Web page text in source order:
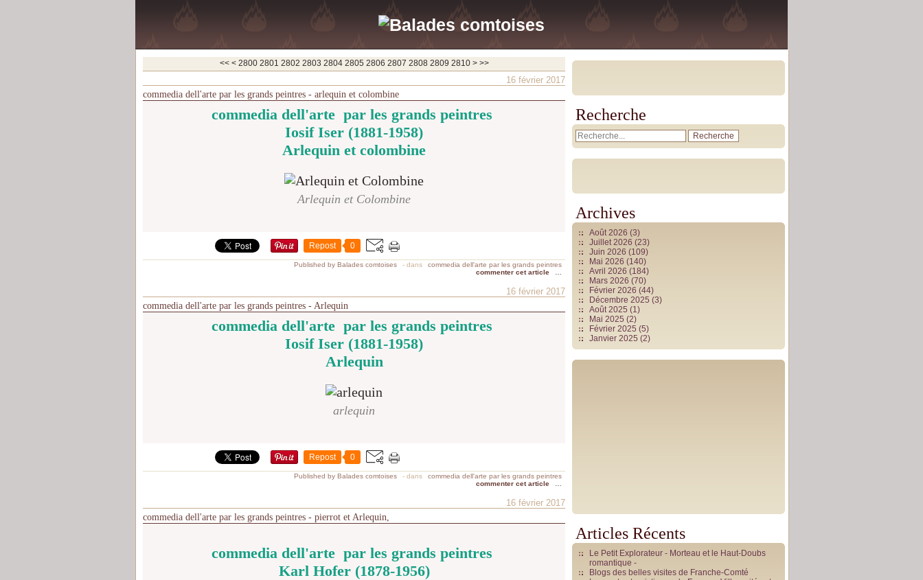
<< < 2800 2801 2802 2803 2804 2805 2806 2807 2808 2809 2810 2820
2830
2840
2850
2860
2870
2880
2890
2900
3000
3100
3200
3300
3400
3500
3600
3700
> >>
16 février 2017
commedia dell'arte par les grands peintres - arlequin et colombine
commedia dell'arte par les grands peintres
Iosif Iser (1881-1958)
Arlequin et colombine
Arlequin et Colombine
Repost 0
Published by Balades comtoises - dans
commedia dell'arte par les grands peintres
commenter cet article
16 février 2017
commedia dell'arte par les grands peintres - Arlequin
commedia dell'arte par les grands peintres
Iosif Iser (1881-1958)
Arlequin
arlequin
Repost 0
Published by Balades comtoises - dans
commedia dell'arte par les grands peintres
commenter cet article
16 février 2017
commedia dell'arte par les grands peintres - pierrot et Arlequin,
commedia dell'arte par les grands peintres
Karl Hofer (1878-1956)
Recherche
Archives
Août 2026 (3)
Juillet 2026 (23)
Juin 2026 (109)
Mai 2026 (140)
Avril 2026 (184)
Mars 2026 (70)
Février 2026 (44)
Décembre 2025 (3)
Août 2025 (1)
Mai 2025 (2)
Février 2025 (5)
Janvier 2025 (2)
Articles Récents
Le Petit Explorateur - Morteau et le Haut-Doubs
romantique -
Blogs des belles visites de Franche-Comté